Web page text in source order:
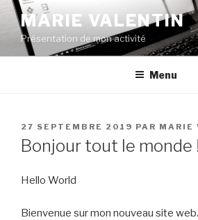
Aller
contenu
principal
MARIE VALENTIN
Présentation de mon activité
Menu
PUBLIÉ
LE
27 SEPTEMBRE 2019 PAR MARIE
Bonjour tout le monde !
Hello World
Bienvenue sur mon nouveau site web.